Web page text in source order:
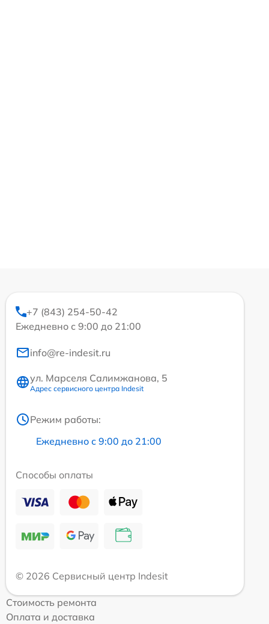
+7 (843) 254-50-42
Ежедневно с 9:00 до 21:00
info@re-indesit.ru
ул. Марселя Салимжанова, 5
Адрес сервисного центра Indesit
Режим работы:
Ежедневно с 9:00 до 21:00
Способы оплаты
© 2026 Сервисный центр Indesit
Стоимость ремонта
Оплата и доставка